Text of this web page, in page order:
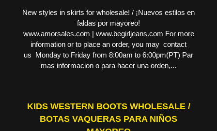
New styles in skirts for wholesale! / ¡Nuevos estilos en
faldas por mayoreo!
www.amorsales.com | www.begirljeans.com For more
information or to place an order, you may contact
us Monday to Friday from 8:00am to 6:00pm(PT) Par
mas informacion o para hacer una orden,...
KIDS WESTERN BOOTS WHOLESALE /
BOTAS VAQUERAS PARA NIÑOS